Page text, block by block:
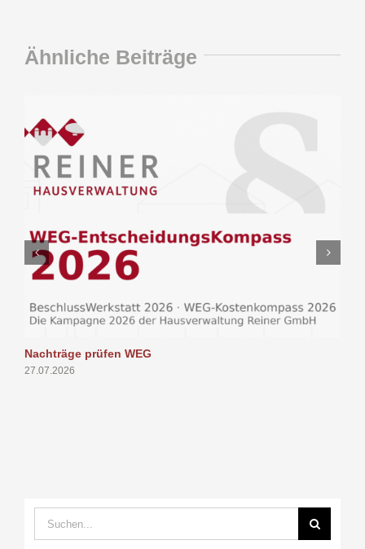
Ähnliche Beiträge
Nachträge prüfen WEG
27.07.2026
Suche
nach: